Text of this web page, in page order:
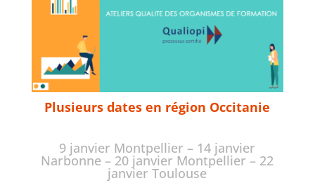
Plusieurs dates en région Occitanie
9 janvier Montpellier – 14 janvier
Narbonne – 20 janvier Montpellier – 22
janvier Toulouse